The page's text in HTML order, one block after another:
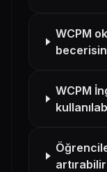
WCPM
WCPM